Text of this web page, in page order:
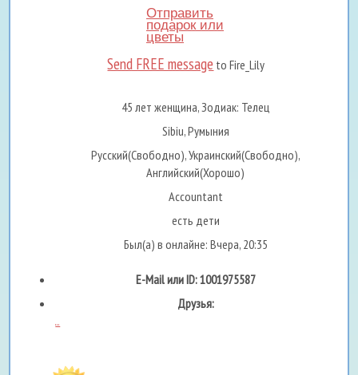
Отправить
подарок или
цветы
Send FREE message to Fire_Lily
45 лет женщина, Зодиак: Телец
Sibiu, Румыния
Русский(Свободно), Украинский(Свободно),
Английский(Хорошо)
Accountant
есть дети
Был(а) в онлайне: Вчера, 20:35
E-Mail или ID: 1001975587
Друзья:
...